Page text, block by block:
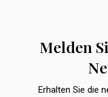
Melden
Erhalten Sie die